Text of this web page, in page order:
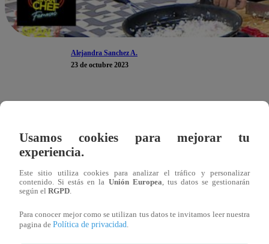
Alejandra Sanchez A.
23 de octubre 2023
El segundo plato de este lunes en “El Gran Chef
supervisar a Gino Pesaressi, el jurado quedó
Al ver cómo trataba al animal marino, Nelly Rossinelli
las esperanzas no se perdieron porque vieron que su
cosas bien. “Pero ella entiendo que sí cocina”, agregó
Usamos cookies para mejorar tu
experiencia.
Este sitio utiliza cookies para analizar el tráfico y personalizar
contenido. Si estás en la Unión Europea, tus datos se gestionarán
según el RGPD.
Para conocer mejor como se utilizan tus datos te invitamos leer nuestra
pagina de Política de privacidad.